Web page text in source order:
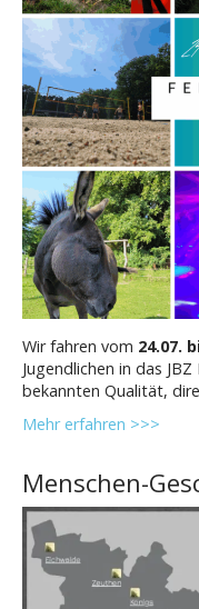
Wir fahren vom 24.07.
Jugendlichen in das
bekannten Qualität,
Mehr erfahren >>>
Menschen-